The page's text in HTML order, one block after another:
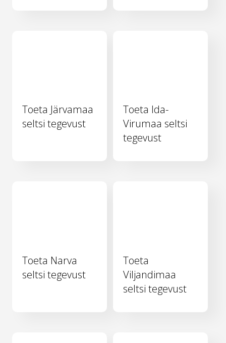
Toeta Järvamaa
seltsi tegevust
Toeta Ida-
Virumaa seltsi
tegevust
Toeta Narva
seltsi tegevust
Toeta
Viljandimaa
seltsi tegevust